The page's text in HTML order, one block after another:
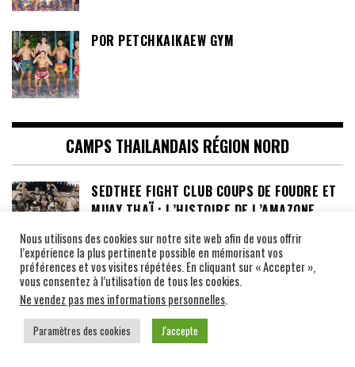
POR PETCHKAIKAEW GYM
CAMPS THAILANDAIS RÉGION NORD
SEDTHEE FIGHT CLUB COUPS DE FOUDRE ET
MUAY THAÏ : L’HISTOIRE DE L’AMAZONE
SUÉDOISE QUI A CONQUIS LE CŒUR D’UN
CHAMPION THAÏLANDAIS !
SOR ORADEE GYM, LE CAMP DE MADAME
ORADEE NOINUM, PROFESSEUR DE MUAY
THAI ET DE KRABI KRABONG
Nous utilisons des cookies sur notre site web afin de vous offrir
l’expérience la plus pertinente possible en mémorisant vos
préférences et vos visites répétées. En cliquant sur « Accepter »,
vous consentez à l’utilisation de tous les cookies.
Ne vendez pas mes informations personnelles.
Paramètres des cookies J'accepte